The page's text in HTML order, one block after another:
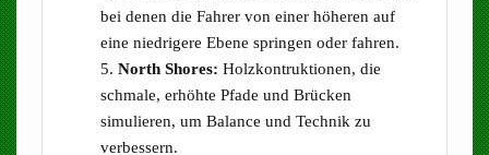
bei denen die Fahrer von einer höheren auf
eine niedrigere Ebene springen oder fahren.
North Shores: Holzkontruktionen, die
schmale, erhöhte Pfade und Brücken
simulieren, um Balance und Technik zu
verbessern.